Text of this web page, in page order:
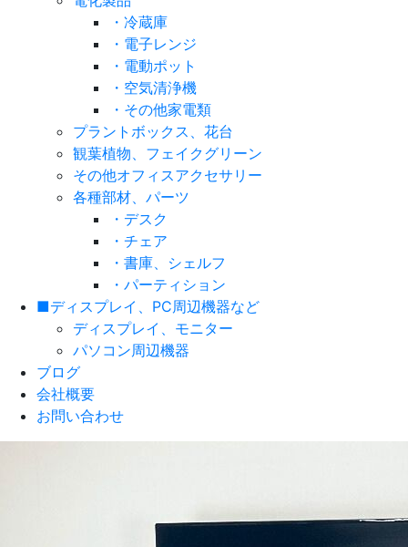
・冷蔵庫
・電子レンジ
・電動ポット
・空気清浄機
・その他家電類
プラントボックス、花台
観葉植物、フェイクグリーン
その他オフィスアクセサリー
各種部材、パーツ
・デスク
・チェア
・書庫、シェルフ
・パーティション
■ディスプレイ、PC周辺機器など
ディスプレイ、モニター
パソコン周辺機器
ブログ
会社概要
お問い合わせ